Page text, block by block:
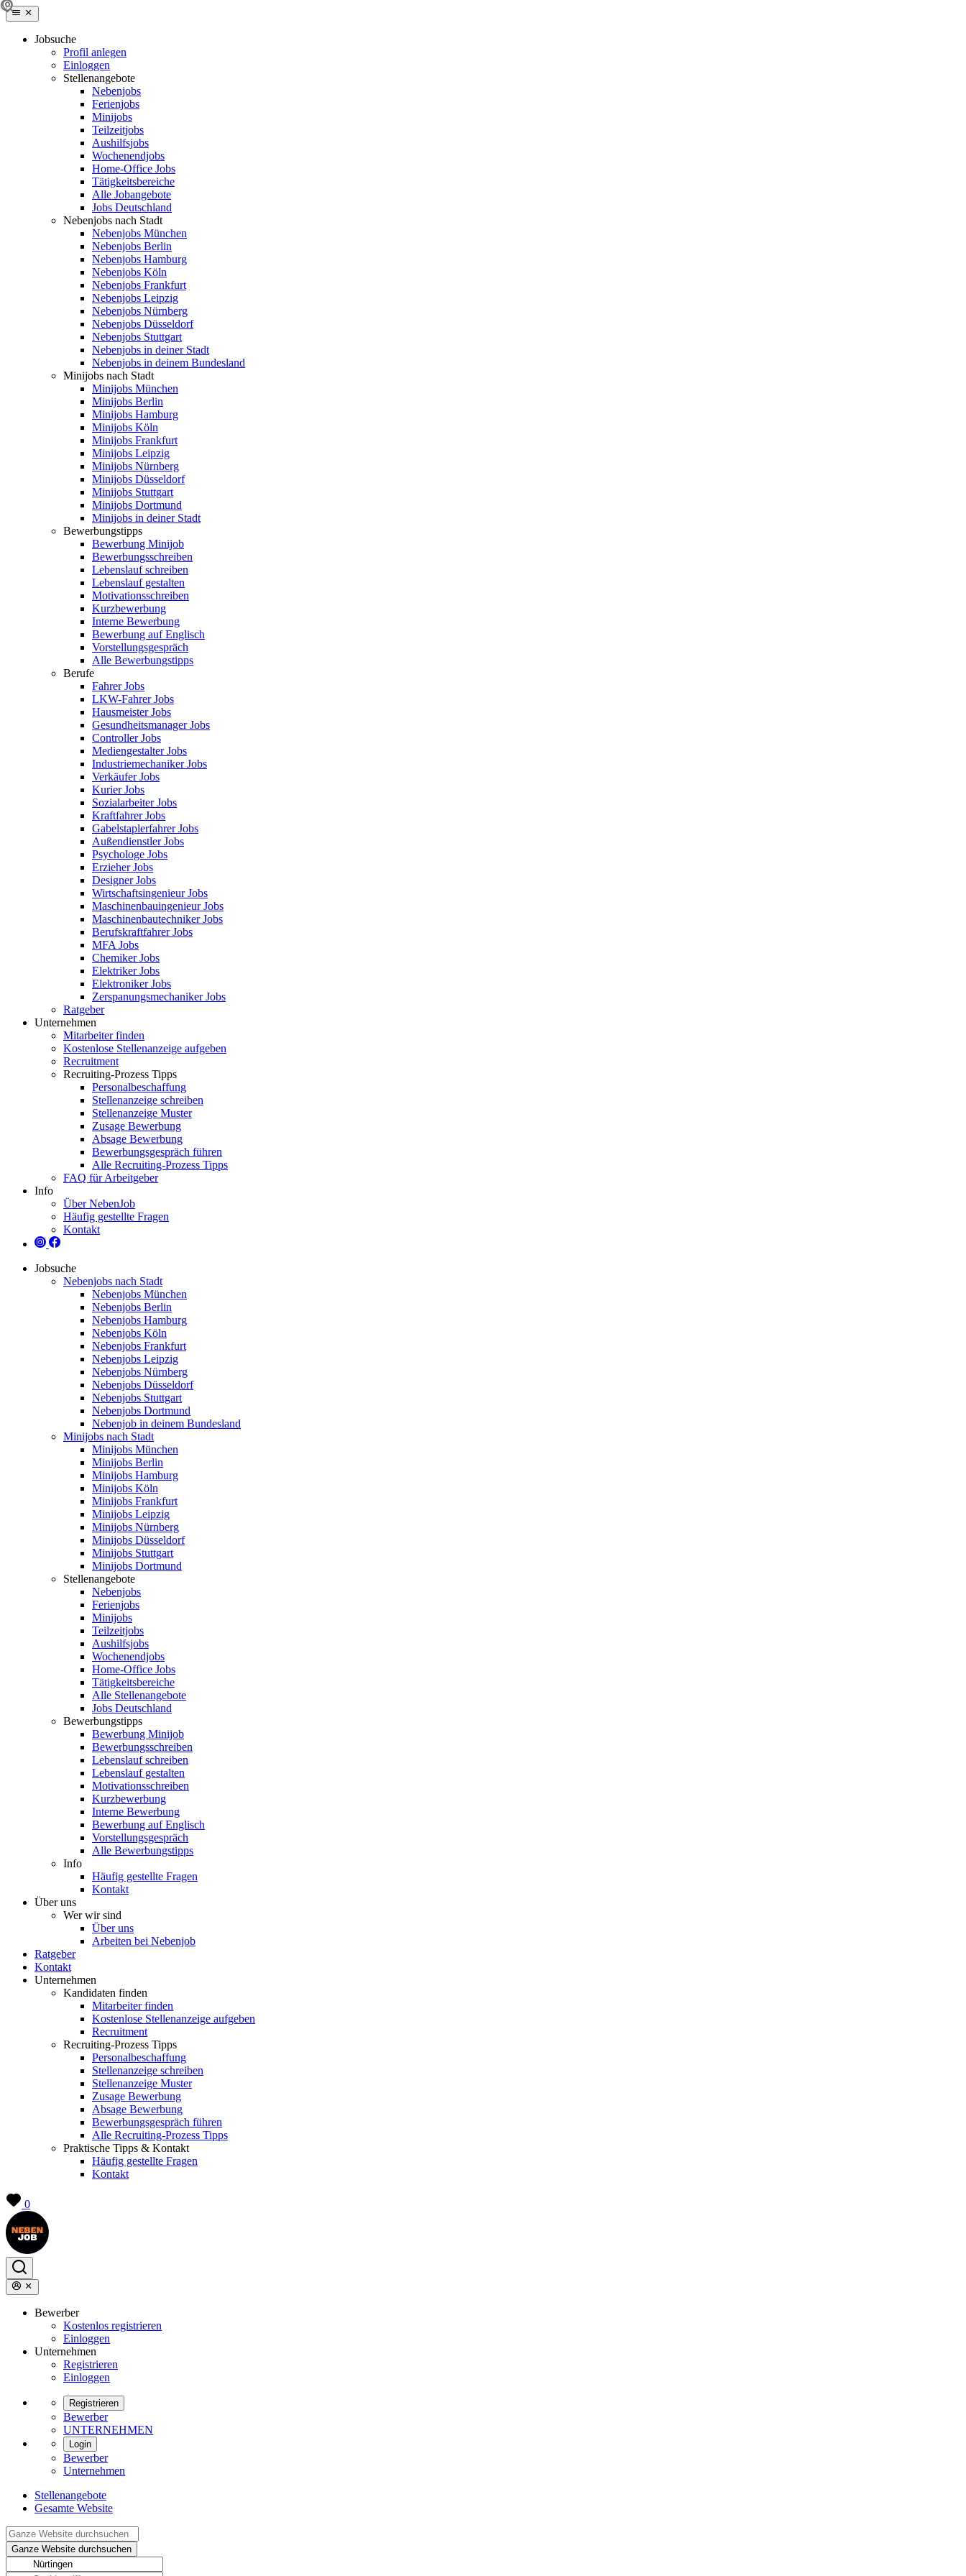
Jobsuche
Profil anlegen
Einloggen
Stellenangebote
Nebenjobs
Ferienjobs
Minijobs
Teilzeitjobs
Aushilfsjobs
Wochenendjobs
Home-Office Jobs
Tätigkeitsbereiche
Alle Jobangebote
Jobs Deutschland
Nebenjobs nach Stadt
Nebenjobs München
Nebenjobs Berlin
Nebenjobs Hamburg
Nebenjobs Köln
Nebenjobs Frankfurt
Nebenjobs Leipzig
Nebenjobs Nürnberg
Nebenjobs Düsseldorf
Nebenjobs Stuttgart
Nebenjobs in deiner Stadt
Nebenjobs in deinem Bundesland
Minijobs nach Stadt
Minijobs München
Minijobs Berlin
Minijobs Hamburg
Minijobs Köln
Minijobs Frankfurt
Minijobs Leipzig
Minijobs Nürnberg
Minijobs Düsseldorf
Minijobs Stuttgart
Minijobs Dortmund
Minijobs in deiner Stadt
Bewerbungstipps
Bewerbung Minijob
Bewerbungsschreiben
Lebenslauf schreiben
Lebenslauf gestalten
Motivationsschreiben
Kurzbewerbung
Interne Bewerbung
Bewerbung auf Englisch
Vorstellungsgespräch
Alle Bewerbungstipps
Berufe
Fahrer Jobs
LKW-Fahrer Jobs
Hausmeister Jobs
Gesundheitsmanager Jobs
Controller Jobs
Mediengestalter Jobs
Industriemechaniker Jobs
Verkäufer Jobs
Kurier Jobs
Sozialarbeiter Jobs
Kraftfahrer Jobs
Gabelstaplerfahrer Jobs
Außendienstler Jobs
Psychologe Jobs
Erzieher Jobs
Designer Jobs
Wirtschaftsingenieur Jobs
Maschinenbauingenieur Jobs
Maschinenbautechniker Jobs
Berufskraftfahrer Jobs
MFA Jobs
Chemiker Jobs
Elektriker Jobs
Elektroniker Jobs
Zerspanungsmechaniker Jobs
Ratgeber
Unternehmen
Mitarbeiter finden
Kostenlose Stellenanzeige aufgeben
Recruitment
Recruiting-Prozess Tipps
Personalbeschaffung
Stellenanzeige schreiben
Stellenanzeige Muster
Zusage Bewerbung
Absage Bewerbung
Bewerbungsgespräch führen
Alle Recruiting-Prozess Tipps
FAQ für Arbeitgeber
Info
Über NebenJob
Häufig gestellte Fragen
Kontakt
Jobsuche
Nebenjobs nach Stadt
Nebenjobs München
Nebenjobs Berlin
Nebenjobs Hamburg
Nebenjobs Köln
Nebenjobs Frankfurt
Nebenjobs Leipzig
Nebenjobs Nürnberg
Nebenjobs Düsseldorf
Nebenjobs Stuttgart
Nebenjobs Dortmund
Nebenjob in deinem Bundesland
Minijobs nach Stadt
Minijobs München
Minijobs Berlin
Minijobs Hamburg
Minijobs Köln
Minijobs Frankfurt
Minijobs Leipzig
Minijobs Nürnberg
Minijobs Düsseldorf
Minijobs Stuttgart
Minijobs Dortmund
Stellenangebote
Nebenjobs
Ferienjobs
Minijobs
Teilzeitjobs
Aushilfsjobs
Wochenendjobs
Home-Office Jobs
Tätigkeitsbereiche
Alle Stellenangebote
Jobs Deutschland
Bewerbungstipps
Bewerbung Minijob
Bewerbungsschreiben
Lebenslauf schreiben
Lebenslauf gestalten
Motivationsschreiben
Kurzbewerbung
Interne Bewerbung
Bewerbung auf Englisch
Vorstellungsgespräch
Alle Bewerbungstipps
Info
Häufig gestellte Fragen
Kontakt
Über uns
Wer wir sind
Über uns
Arbeiten bei Nebenjob
Ratgeber
Kontakt
Unternehmen
Kandidaten finden
Mitarbeiter finden
Kostenlose Stellenanzeige aufgeben
Recruitment
Recruiting-Prozess Tipps
Personalbeschaffung
Stellenanzeige schreiben
Stellenanzeige Muster
Zusage Bewerbung
Absage Bewerbung
Bewerbungsgespräch führen
Alle Recruiting-Prozess Tipps
Praktische Tipps & Kontakt
Häufig gestellte Fragen
Kontakt
0
Bewerber
Kostenlos registrieren
Einloggen
Unternehmen
Registrieren
Einloggen
Registrieren
Bewerber
UNTERNEHMEN
Login
Bewerber
Unternehmen
Stellenangebote
Gesamte Website